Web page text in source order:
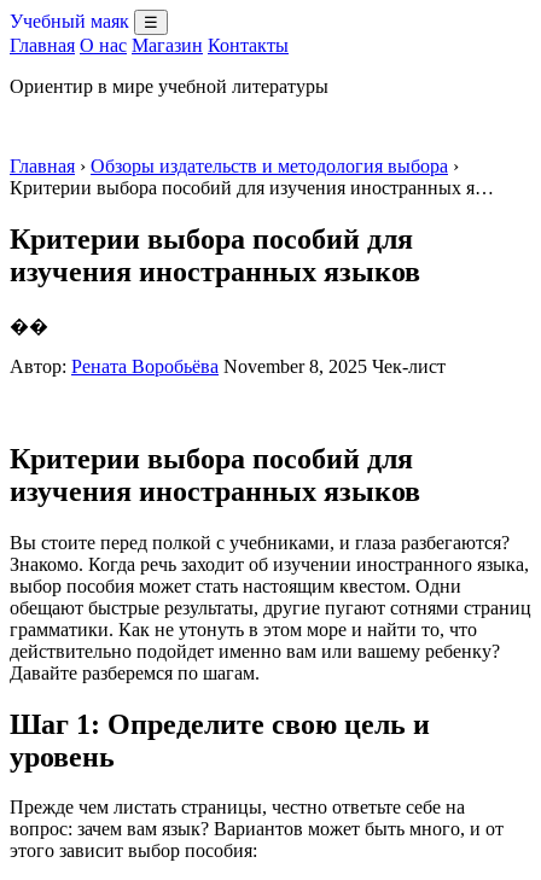
Учебный маяк ☰
Главная О нас Магазин Контакты
Ориентир в мире учебной литературы
Главная › Обзоры издательств и методология выбора ›
Критерии выбора пособий для изучения иностранных я…
Критерии выбора пособий для
изучения иностранных языков
��
Автор: Рената Воробьёва November 8, 2025 Чек-лист
Критерии выбора пособий для
изучения иностранных языков
Вы стоите перед полкой с учебниками, и глаза разбегаются?
Знакомо. Когда речь заходит об изучении иностранного языка,
выбор пособия может стать настоящим квестом. Одни
обещают быстрые результаты, другие пугают сотнями страниц
грамматики. Как не утонуть в этом море и найти то, что
действительно подойдет именно вам или вашему ребенку?
Давайте разберемся по шагам.
Шаг 1: Определите свою цель и
уровень
Прежде чем листать страницы, честно ответьте себе на
вопрос: зачем вам язык? Вариантов может быть много, и от
этого зависит выбор пособия: